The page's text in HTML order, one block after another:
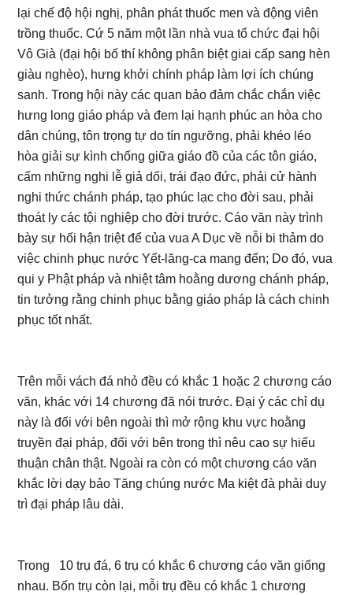
lại chế độ hội nghị, phân phát thuốc men và động viên
trồng thuốc. Cứ 5 năm một lần nhà vua tổ chức đại hội
Vô Già (đại hội bố thí không phân biệt giai cấp sang hèn
giàu nghèo), hưng khởi chính pháp làm lợi ích chúng
sanh. Trong hội này các quan bảo đảm chắc chắn việc
hưng long giáo pháp và đem lại hạnh phúc an hòa cho
dân chúng, tôn trọng tự do tín ngưỡng, phải khéo léo
hòa giải sự kình chống giữa giáo đồ của các tôn giáo,
cấm những nghi lễ giả dối, trái đạo đức, phải cử hành
nghi thức chánh pháp, tạo phúc lạc cho đời sau, phải
thoát ly các tội nghiệp cho đời trước. Cáo văn này trình
bày sự hối hận triệt để của vua A Dục về nỗi bi thảm do
việc chinh phục nước Yết-lăng-ca mang đến; Do đó, vua
qui y Phật pháp và nhiệt tâm hoằng dương chánh pháp,
tin tưởng rằng chinh phục bằng giáo pháp là cách chinh
phục tốt nhất.
Trên mỗi vách đá nhỏ đều có khắc 1 hoặc 2 chương cáo
văn, khác với 14 chương đã nói trước. Đại ý các chỉ dụ
này là đối với bên ngoài thì mở rộng khu vực hoằng
truyền đại pháp, đối với bên trong thì nêu cao sự hiếu
thuận chân thật. Ngoài ra còn có một chương cáo văn
khắc lời dạy bảo Tăng chúng nước Ma kiệt đà phải duy
trì đại pháp lâu dài.
Trong 10 trụ đá, 6 trụ có khắc 6 chương cáo văn giống
nhau. Bốn trụ còn lại, mỗi trụ đều có khắc 1 chương